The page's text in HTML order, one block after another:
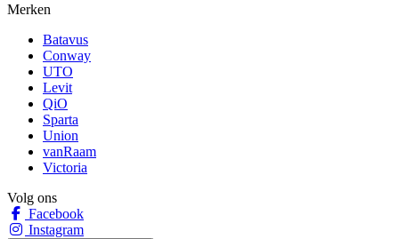
Merken
Batavus
Conway
UTO
Levit
QiO
Sparta
Union
vanRaam
Victoria
Volg ons
Facebook
Instagram